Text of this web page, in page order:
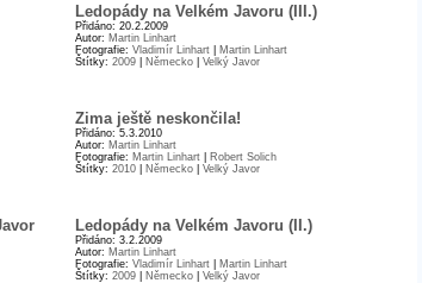
Ledopády na Velkém Javoru (III.)
Přidáno: 20.2.2009
Autor: Martin Linhart
Fotografie: Vladimír Linhart
Martin Linhart
Štítky: 2009 Německo Velký Javor
Zima ještě neskončila!
Přidáno: 5.3.2010
Autor: Martin Linhart
Fotografie: Martin Linhart
Robert Solich
Štítky: 2010 Německo Velký Javor
Ledopády na Velkém Javoru (II.)
Přidáno: 3.2.2009
Autor: Martin Linhart
Fotografie: Vladimír Linhart
Martin Linhart
Štítky: 2009 Německo Velký Javor